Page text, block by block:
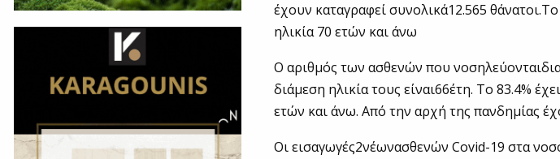
έχουν καταγραφεί συνολικά12.565
ηλικία 70 ετών και άνω
Ο αριθμός των ασθενών που
διάμεση ηλικία τους είναι66έτη. To 83.4%
ετών και άνω. Από την αρχή της πανδημίας
Οι εισαγωγές2νέωνασθενών Covid-19 στα